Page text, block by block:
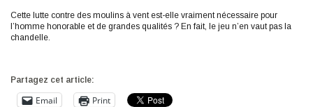
Cette lutte contre des moulins à vent est-elle vraiment nécessaire pour
l’homme honorable et de grandes qualités ? En fait, le jeu n’en vaut pas la
chandelle.
Partagez cet article:
Email Print